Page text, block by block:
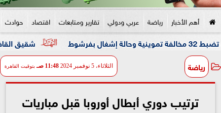
أهم الأخبار رياضة عربي ودولي تقارير ومتابعات اقتصاد حوادث
شقيق القاضي
رياضة الثلاثاء، 5 نوفمبر 2024 11:48 صـ بتوقيت القاهرة
ترتيب دوري أبطال أوروبا قبل مباريات